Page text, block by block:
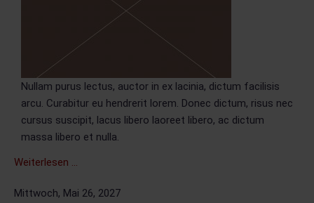
Nullam purus lectus, auctor in ex lacinia, dictum facilisis
arcu. Curabitur eu hendrerit lorem. Donec dictum, risus nec
cursus suscipit, lacus libero laoreet libero, ac dictum
massa libero et nulla.
Weiterlesen …
lectus
Mittwoch, Mai 26, 2027